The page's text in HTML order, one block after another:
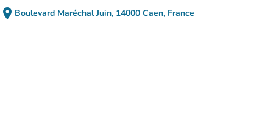
place Boulevard Maréchal Juin, 14000 Caen, France
(abrir no Google Maps)
(novo separador)